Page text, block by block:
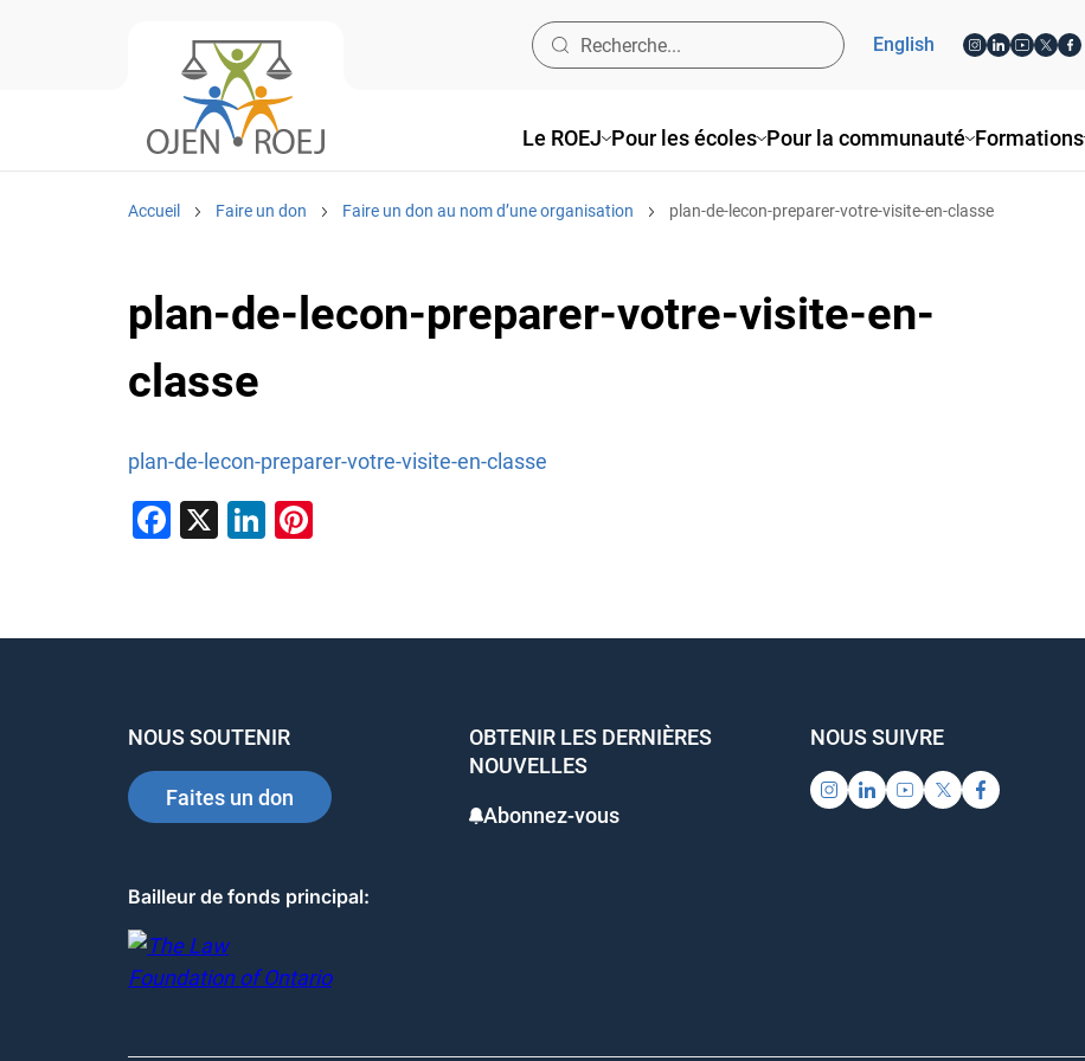
Le ROEJ Pour les écoles Pour la communauté Formations
English
Accueil Faire un don Faire un don au nom d’une organisation plan-de-lecon-preparer-votre-visite-en-classe
plan-de-lecon-preparer-votre-visite-en-
classe
plan-de-lecon-preparer-votre-visite-en-classe
F
e
o
k
X
Li
e
e
NOUS SOUTENIR
Faites un don
OBTENIR LES DERNIÈRES
NOUVELLES
Abonnez-vous
NOUS SUIVRE
Bailleur de fonds principal: